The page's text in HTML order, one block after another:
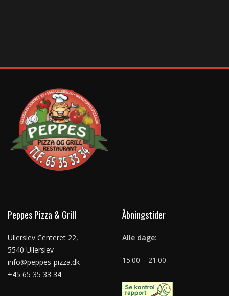
Peppes Pizza & Grill
Ullerslev Centeret 22,
5540 Ullerslev
info@peppes-pizza.dk
+45 65 35 33 34
Åbningstider
Alle dage:
15:00 – 21:00